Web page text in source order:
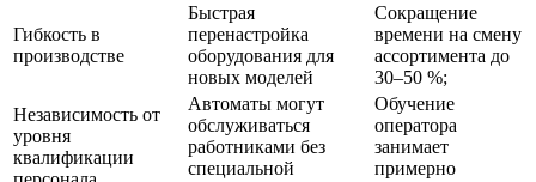
Гибкость в
производстве
Быстрая
перенастройка
оборудования для
новых моделей
Сокращение
времени на смену
ассортимента до
30–50 %;
Независимость от
уровня
квалификации
Автоматы могут
обслуживаться
работниками без
специальной
Обучение
оператора
занимает
примерно